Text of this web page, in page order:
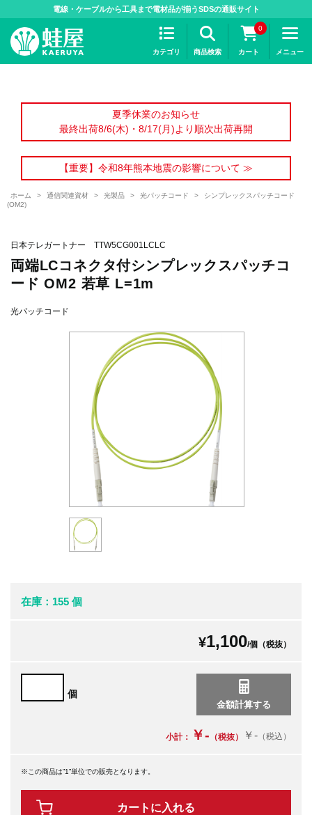
電線・ケーブルから工具まで電材品が揃うSDSの通販サイト
カテゴリ 商品検索
0
カート メニュー
夏季休業のお知らせ
最終出荷8/6(木)・8/17(月)より順次出荷再開
【重要】令和8年熊本地震の影響について ≫
ホーム > 通信関連資材 > 光製品 > 光パッチコード >
シンプレックスパッチコード
(OM2)
日本テレガートナー TTW5CG001LCLC
両端LCコネクタ付シンプレックスパッチコ
ード OM2 若草 L=1m
光パッチコード
在庫：155 個
¥1,100/個（税抜）
個
小計： ￥- （税抜） ￥- （税込）
※この商品は”1”単位での販売となります。
カートに入れる